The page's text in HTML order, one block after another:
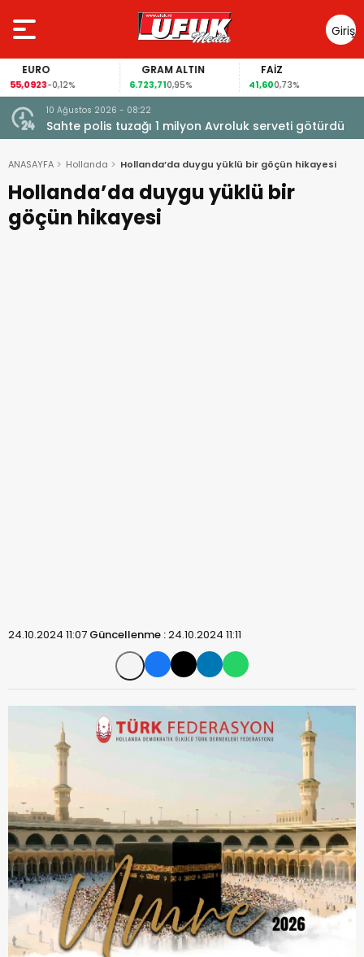
Giriş
Yap
-0,12%
GRAM ALTIN
6.723,71 0,95%
FAİZ
0,73%
10 Ağustos 2026 - 08:22
Sahte polis tuzağı 1 milyon Avroluk serveti götürdü
ANASAYFA Hollanda Hollanda’da duygu yüklü bir göçün hikayesi
Hollanda’da duygu yüklü bir
göçün hikayesi
24.10.2024 11:07 Güncellenme :24.10.2024 11:11